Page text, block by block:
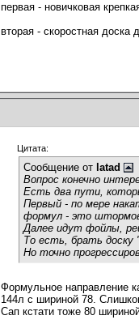
первая - новичковая
вторая - скоростная
Цитата:
Сообщение от latad
Вопрос конечно
Есть два пути,
Первый - по мере
формул - это
Далее идут фойлы,
То есть, брать доску
Но точно
Формульное направление
144л с шириной 78.
Сап кстати тоже 80